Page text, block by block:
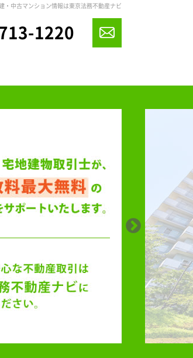
・中古マンション情報は東京法務不動産ナビ
1220